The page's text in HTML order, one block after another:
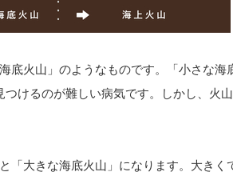
底火山」のようなものです。「小さな
つけるのが難しい病気です。しかし、火
「大きな海底火山」になります。大き